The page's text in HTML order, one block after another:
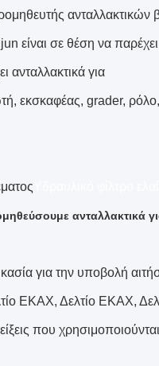
είναι σε θέση να
ανταλλακτικά για
εκσκαφέας, grader,
ανταλλακτικά
για την υποβολή
ΕΚΑΧ, Δελτίο ΕΚΑΧ,
που